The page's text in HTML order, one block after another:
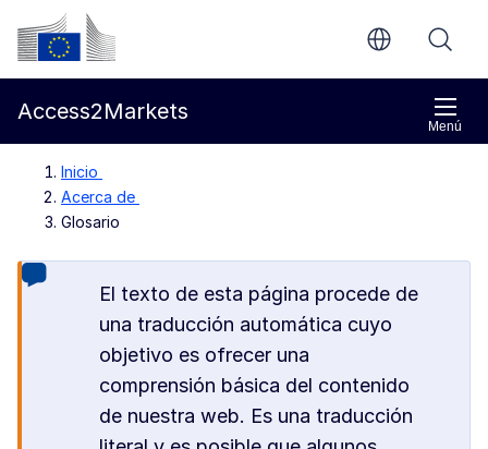
Ir al contenido principal
Comisión Europea
Menú
Access2Markets
Inicio
Acerca de
Glosario
El texto de esta página procede de
una traducción automática cuyo
objetivo es ofrecer una
comprensión básica del contenido
de nuestra web. Es una traducción